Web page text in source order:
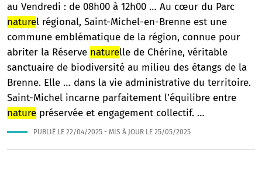
au Vendredi : de 08h00 à 12h00 … Au cœur du Parc
naturel régional, Saint-Michel-en-Brenne est une
commune emblématique de la région, connue pour
abriter la Réserve naturelle de Chérine, véritable
sanctuaire de biodiversité au milieu des étangs de la
Brenne. Elle … dans la vie administrative du territoire.
Saint-Michel incarne parfaitement l’équilibre entre
nature préservée et engagement collectif. …
PUBLIÉ LE 22/04/2025 - MIS À JOUR LE 25/05/2025